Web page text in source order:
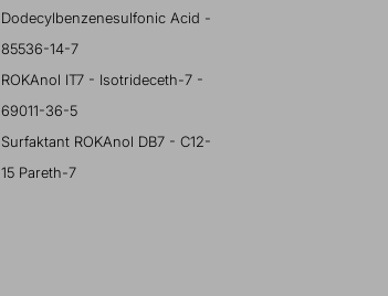
Dodecylbenzenesulfonic Acid -
85536-14-7
ROKAnol IT7 - Isotrideceth-7 -
69011-36-5
Surfaktant ROKAnol DB7 - C12-
15 Pareth-7